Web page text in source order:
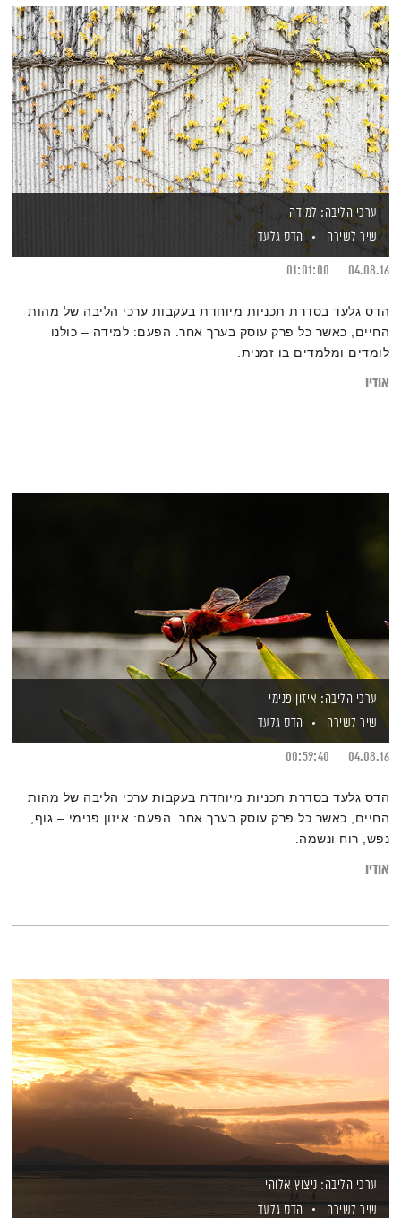
ערכי הליבה: למידה
שיר לשירה
הדס גלעד
04.08.16
01:01:00
הדס גלעד בסדרת תכניות מיוחדת בעקבות ערכי הליבה של מהות
החיים, כאשר כל פרק עוסק בערך אחר. הפעם: למידה – כולנו
לומדים ומלמדים בו זמנית.
אודיו
ערכי הליבה: איזון פנימי
שיר לשירה
הדס גלעד
04.08.16
00:59:40
הדס גלעד בסדרת תכניות מיוחדת בעקבות ערכי הליבה של מהות
החיים, כאשר כל פרק עוסק בערך אחר. הפעם: איזון פנימי – גוף,
נפש, רוח ונשמה.
אודיו
ערכי הליבה: ניצוץ אלוהי
שיר לשירה
הדס גלעד